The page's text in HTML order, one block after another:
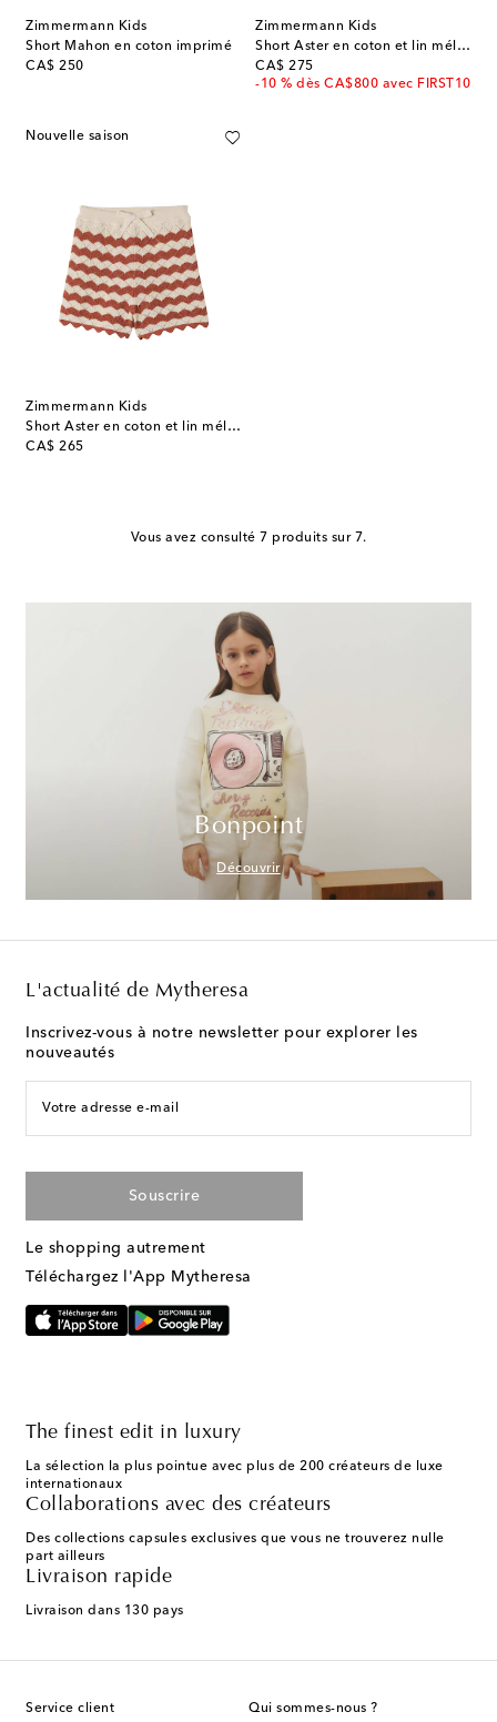
Zimmermann Kids
Short Mahon en coton imprimé
CA$ 250
original price
Zimmermann Kids
Short Aster en coton et lin mélangés
CA$ 275
original price
-10 % dès CA$800 avec FIRST10
Nouvelle saison
Zimmermann Kids
Short Aster en coton et lin mélangés
CA$ 265
original price
Vous avez consulté 7 produits sur 7.
Bonpoint
Découvrir
L'actualité de Mytheresa
Inscrivez-vous à notre newsletter pour explorer les
nouveautés
Votre adresse e-mail
Souscrire
Le shopping autrement
Téléchargez l'App Mytheresa
The finest edit in luxury
La sélection la plus pointue avec plus de 200 créateurs de luxe
internationaux
Collaborations avec des créateurs
Des collections capsules exclusives que vous ne trouverez nulle
part ailleurs
Livraison rapide
Livraison dans 130 pays
Service client Qui sommes-nous ?